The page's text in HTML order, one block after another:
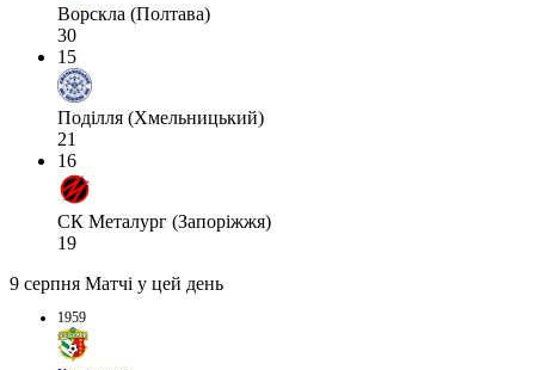
Ворскла (Полтава)
30
15
Поділля (Хмельницький)
21
16
СК Металург (Запоріжжя)
19
9 серпня Матчі у цей день
1959